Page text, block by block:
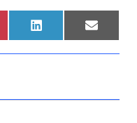
LinkedIn Email